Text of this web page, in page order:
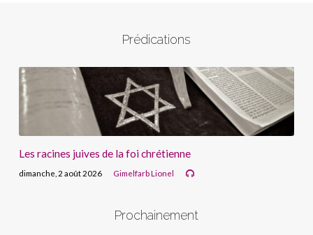
Prédications
Les racines juives de la foi chrétienne
dimanche, 2 août 2026 Gimelfarb Lionel
Prochainement